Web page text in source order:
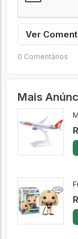
Ver
0 Comentários
Mais